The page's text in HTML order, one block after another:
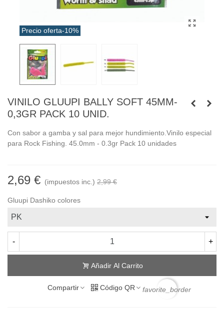
Precio oferta-10%
VINILO GLUUPI BALLY SOFT 45MM-
0,3GR PACK 10 UNID.
Con sabor a gamba y sal para mejor hundimiento.Vinilo especial
para Rock Fishing. 45.0mm - 0.3gr Pack 10 unidades
2,69 € (impuestos inc.) 2,99 €
Gluupi Dashiko colores
- +
Añadir Al Carrito
Compartir Código QR favorite_border